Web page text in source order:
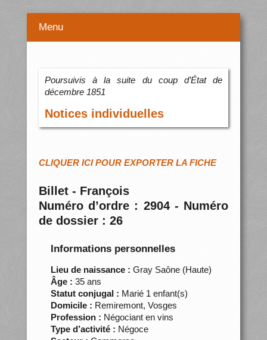
Menu
Poursuivis à la suite du coup d’État de
décembre 1851
Notices individuelles
CLIQUER ICI POUR EXPORTER LA FICHE
Billet - François
Numéro d’ordre : 2904 - Numéro
de dossier : 26
Informations personnelles
Lieu de naissance : Gray Saône (Haute)
Âge : 35 ans
Statut conjugal : Marié 1 enfant(s)
Domicile : Remiremont, Vosges
Profession : Négociant en vins
Type d’activité : Négoce